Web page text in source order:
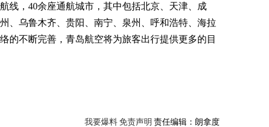
线，40余座通航城市，其中包括北京、天津、成
、乌鲁木齐、贵阳、南宁、泉州、呼和浩特、海拉
的不断完善，青岛航空将为旅客出行提供更多的目
我要爆料免责声明 责任编辑：朗拿度